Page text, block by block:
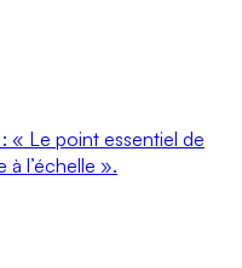
« Le point essentiel de
à l’échelle ».